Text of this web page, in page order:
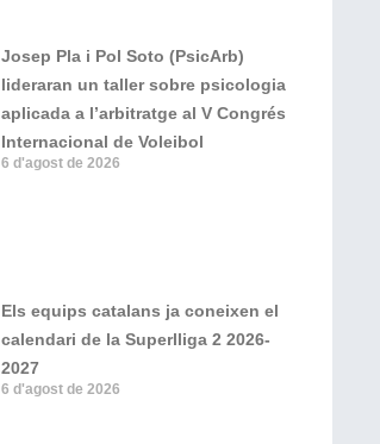
Josep Pla i Pol Soto (PsicArb)
lideraran un taller sobre psicologia
aplicada a l’arbitratge al V Congrés
Internacional de Voleibol
6 d'agost de 2026
Els equips catalans ja coneixen el
calendari de la Superlliga 2 2026-
2027
6 d'agost de 2026